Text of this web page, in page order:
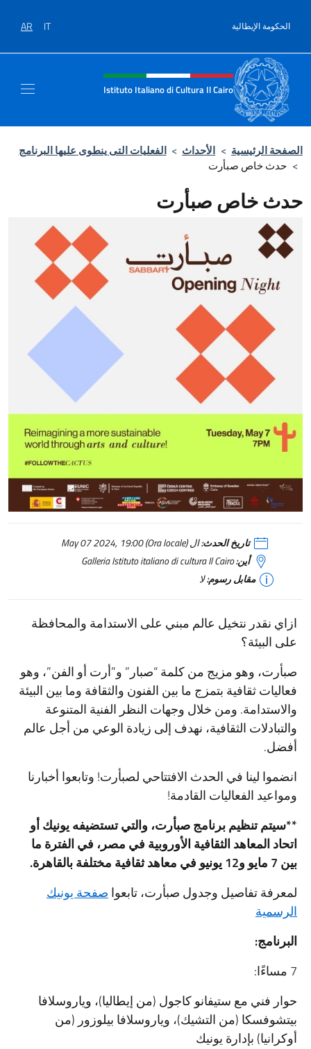
الحكومة الإيطالية IT
AR
Intestazione sito, social e menù
Istituto Italiano di Cultura Il Cairo
الصفحة الرئيسية > الأحداث > الفعليات التى ينطوى عليها البرنامج
> حدث خاص صبأرت
حدث خاص صبأرت
تاريخ الحدث:ال May 07 2024, 19:00 (Ora locale)
أين:Galleria Istituto italiano di cultura Il Cairo
مقابل رسوم:لا
ازاي نقدر نتخيل عالم مبني على الاستدامة والمحافظة
على البيئة؟
صبأرت، وهو مزيج من كلمة “صبار” و”أرت أو الفن”، وهو
فعاليات ثقافية بتمزج ما بين الفنون والثقافة وما بين البيئة
والاستدامة. ومن خلال وجهات النظر الفنية المتنوعة
والتبادلات الثقافية، نهدف إلى زيادة الوعي من أجل عالم
أفضل.
انضموا لينا في الحدث الافتتاحي لصبأرت! وتابعوا أخبارنا
ومواعيد الفعاليات القادمة!
**سيتم تنظيم برنامج صبأرت، والتي تستضيفه يونيك أو
اتحاد المعاهد الثقافية الأوروبية في مصر، في الفترة ما
بين 7 مايو و12 يونيو في معاهد ثقافية مختلفة بالقاهرة
.
لمعرفة تفاصيل وجدول صبأرت، تابعوا صفحة يونيك
الرسمية
البرنامج:
7 مساءًا:
حوار فني مع ستيفانو كاجول (من إيطاليا)، وياروسلافا
بيتشوفسكا (من التشيك)، وياروسلافا بيلوزور (من
أوكرانيا) بإدارة يونيك